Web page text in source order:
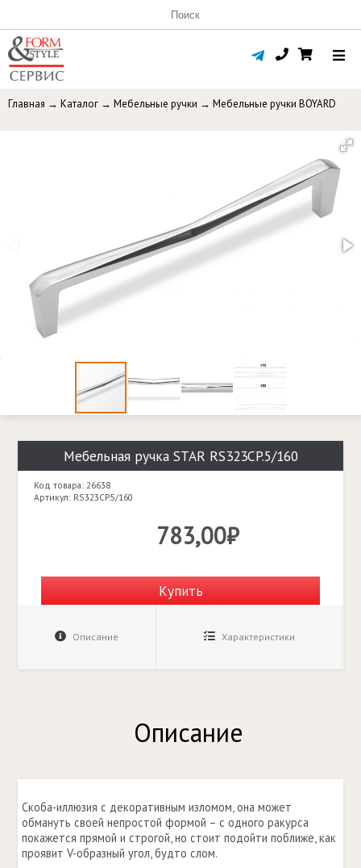
Главная → Каталог → Мебельные ручки → Мебельные ручки BOYARD
Мебельная ручка STAR RS323CP.5/160
Код товара: 26638
Артикул: RS323CP.5/160
783,00₽
Купить
Описание Характеристики
Описание
Скоба-иллюзия с декоративным изломом, она может
обмануть своей непростой формой – с одного ракурса
покажется прямой и строгой, но стоит подойти поближе, как
проявит V-образный угол, будто слом.